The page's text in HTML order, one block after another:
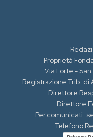
Proprietà
Via Forte -
Registrazione Trib. di
Direttore
Direttore
Per comunicati:
Telefono